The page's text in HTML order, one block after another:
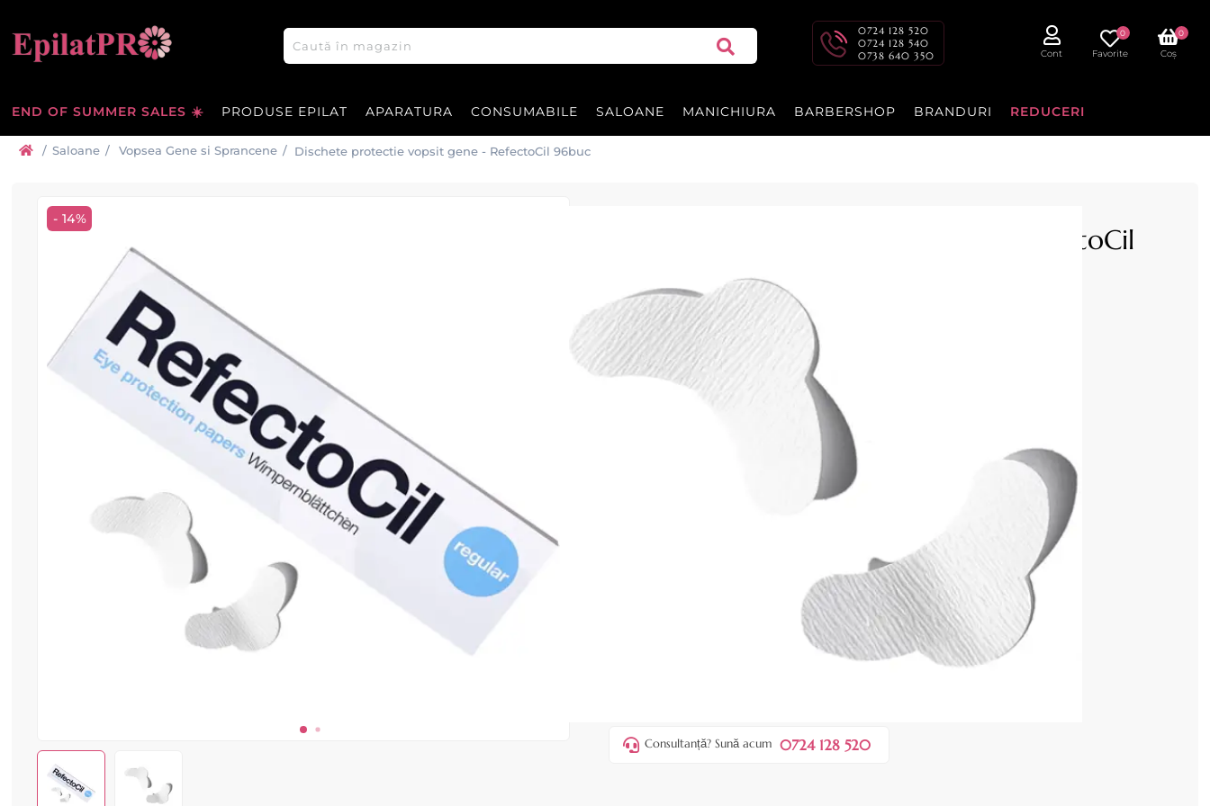
0724 128 520
0724 128 540
0738 640 350
Cont Favorite
0
Coș
0
END OF SUMMER SALES ☀️ PRODUSE EPILAT APARATURA CONSUMABILE SALOANE MANICHIURA BARBERSHOP BRANDURI REDUCERI
/ Saloane / Vopsea Gene si Sprancene / Dischete protectie vopsit gene - RefectoCil 96buc
- 14%
Dischete protectie vopsit gene - RefectoCil
Dischete pentru protectie vopsit gene 96buc
REFECTOCIL fabricat in Austria de GWCosmetics
Adăugați recenzia dvs.
ADAUGĂ ÎN COȘ
Consultanță? Sună acum 0724 128 520